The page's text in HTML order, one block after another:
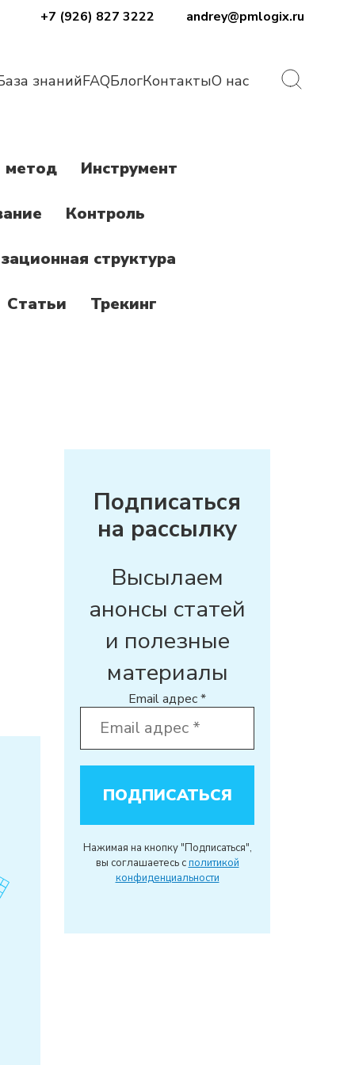
+7 (926) 827 3222 andrey@pmlogix.ru
знанийFAQБлогКонтактыО нас
метод Инструмент
Контроль
структура
Статьи Трекинг
Подписаться
на рассылку
Высылаем
анонсы статей
и полезные
материалы
Email адрес*
Нажимая на кнопку "Подписаться",
вы соглашаетесь сполитикой
конфиденциальности